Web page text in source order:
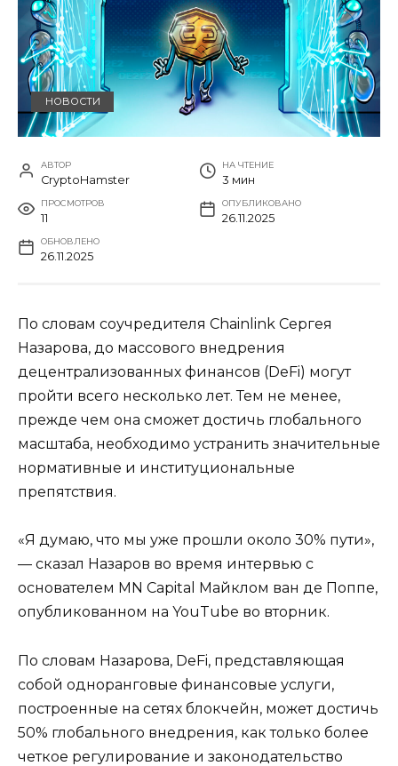
НОВОСТИ
АВТОР
CryptoHamster
НА ЧТЕНИЕ
3 мин
ПРОСМОТРОВ
11
ОПУБЛИКОВАНО
26.11.2025
ОБНОВЛЕНО
26.11.2025
По словам соучредителя Chainlink Сергея
Назарова, до массового внедрения
децентрализованных финансов (DeFi) могут
пройти всего несколько лет. Тем не менее,
прежде чем она сможет достичь глобального
масштаба, необходимо устранить значительные
нормативные и институциональные
препятствия.
«Я думаю, что мы уже прошли около 30% пути»,
— сказал Назаров во время интервью с
основателем MN Capital Майклом ван де Поппе,
опубликованном на YouTube во вторник.
По словам Назарова, DeFi, представляющая
собой одноранговые финансовые услуги,
построенные на сетях блокчейн, может достичь
50% глобального внедрения, как только более
четкое регулирование и законодательство